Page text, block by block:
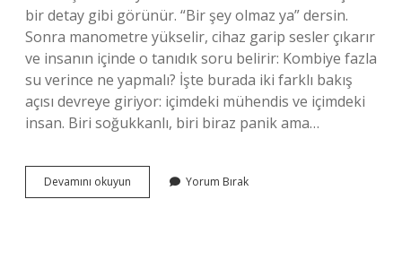
bir detay gibi görünür. “Bir şey olmaz ya” dersin.
Sonra manometre yükselir, cihaz garip sesler çıkarır
ve insanın içinde o tanıdık soru belirir: Kombiye fazla
su verince ne yapmalı? İşte burada iki farklı bakış
açısı devreye giriyor: içimdeki mühendis ve içimdeki
insan. Biri soğukkanlı, biri biraz panik ama…
Devamını okuyun Kombiye
fazla
Yorum Bırak